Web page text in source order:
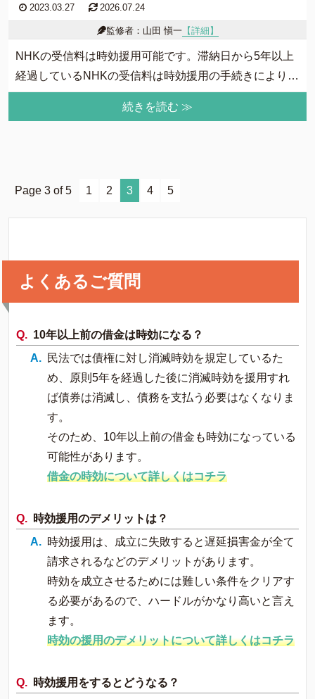
2023.03.27 2026.07.24
監修者：山田 愼一【詳細】
NHKの受信料は時効援用可能です。滞納日から5年以上
経過しているNHKの受信料は時効援用の手続きにより返
済義務をなくせる可能性があります。ただし、受信料の
時効は中断、更新される場合もあるので注意が必要で
続きを読む ≫
Page 3 of 5 1 2 3 4 5
よくあるご質問
10年以上前の借金は時効になる？
民法では債権に対し消滅時効を規定しているた
め、原則5年を経過した後に消滅時効を援用すれ
ば債券は消滅し、債務を支払う必要はなくなりま
す。
そのため、10年以上前の借金も時効になっている
可能性があります。
借金の時効について詳しくはコチラ
時効援用のデメリットは？
時効援用は、成立に失敗すると遅延損害金が全て
請求されるなどのデメリットがあります。
時効を成立させるためには難しい条件をクリアす
る必要があるので、ハードルがかなり高いと言え
ます。
時効の援用のデメリットについて詳しくはコチラ
時効援用をするとどうなる？